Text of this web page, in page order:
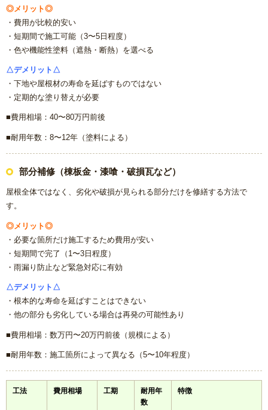
◎メリット◎
・費用が比較的安い
・短期間で施工可能（3〜5日程度）
・色や機能性塗料（遮熱・断熱）を選べる
△デメリット△
・下地や屋根材の寿命を延ばすものではない
・定期的な塗り替えが必要
■費用相場：40〜80万円前後
■耐用年数：8〜12年（塗料による）
部分補修（棟板金・漆喰・破損瓦など）
屋根全体ではなく、劣化や破損が見られる部分だけを修繕する方法で
す。
◎メリット◎
・必要な箇所だけ施工するため費用が安い
・短期間で完了（1〜3日程度）
・雨漏り防止など緊急対応に有効
△デメリット△
・根本的な寿命を延ばすことはできない
・他の部分も劣化している場合は再発の可能性あり
■費用相場：数万円〜20万円前後（規模による）
■耐用年数：施工箇所によって異なる（5〜10年程度）
工法 費用相場 工期
耐用年
数
特徴